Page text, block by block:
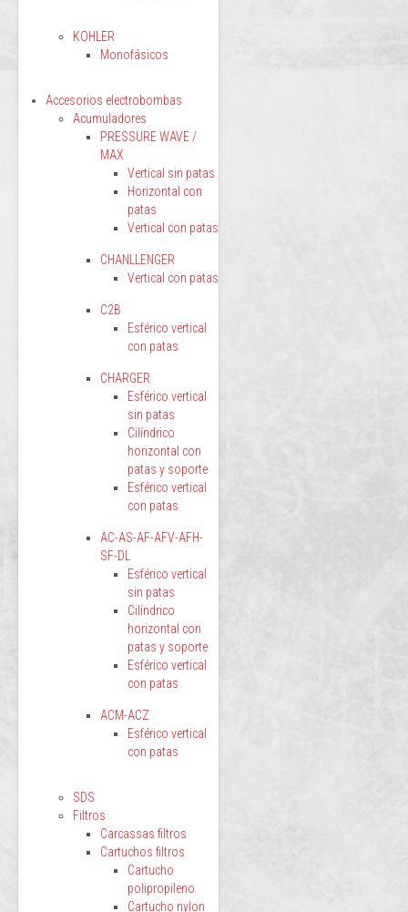
KOHLER
Monofásicos
Accesorios electrobombas
Acumuladores
PRESSURE WAVE /
MAX
Vertical sin patas
Horizontal con
patas
Vertical con patas
CHANLLENGER
Vertical con patas
C2B
Esférico vertical
con patas
CHARGER
Esférico vertical
sin patas
Cilíndrico
horizontal con
patas y soporte
Esférico vertical
con patas
AC-AS-AF-AFV-AFH-
SF-DL
Esférico vertical
sin patas
Cilíndrico
horizontal con
patas y soporte
Esférico vertical
con patas
ACM-ACZ
Esférico vertical
con patas
SDS
Filtros
Carcassas filtros
Cartuchos filtros
Cartucho
polipropileno
Cartucho nylon